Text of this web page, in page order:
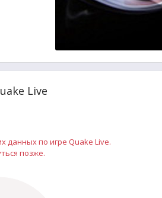
Live
данных по игре Quake Live.
позже.